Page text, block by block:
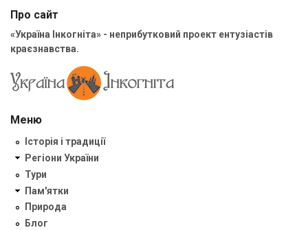
Про сайт
«Україна Інкогніта» - неприбутковий проект ентузіастів
краєзнавства.
Меню
Історія і традиції
Регіони України
Тури
Пам'ятки
Природа
Блог